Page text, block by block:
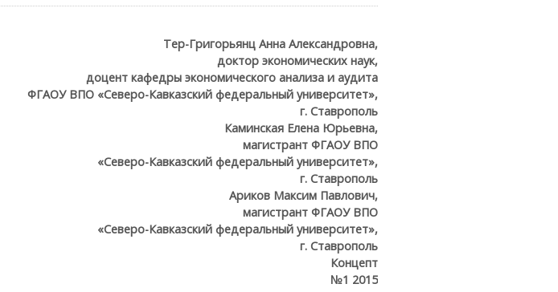
Тер-Григорьянц Анна Александровна,
доктор экономических наук,
доцент кафедры экономического анализа и аудита
ФГАОУ ВПО «Северо-Кавказский федеральный университет»,
г. Ставрополь
Каминская Елена Юрьевна,
магистрант ФГАОУ ВПО
«Северо-Кавказский федеральный университет»,
г. Ставрополь
Ариков Максим Павлович,
магистрант ФГАОУ ВПО
«Северо-Кавказский федеральный университет»,
г. Ставрополь
Концепт
№1 2015